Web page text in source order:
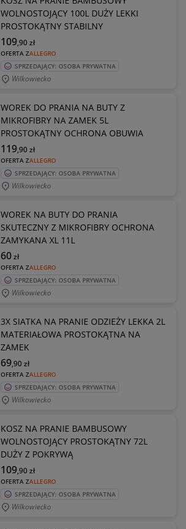
WOLNOSTOJĄCY 100L DUŻY LEKKI
PROSTOKĄTNY STABILNY
OFERTA ZALLEGRO
109,90zł
SPRZEDAJĄCY: OSOBA PRYWATNA
Wilkowiecko
WOREK DO PRANIA NA BUTY Z
MIKROFIBRY NA ZAMEK 5L
PROSTOKĄTNY OCHRONA OBUWIA
OFERTA ZALLEGRO
119,90zł
SPRZEDAJĄCY: OSOBA PRYWATNA
Wilkowiecko
WOREK NA BUTY DO PRANIA
SKUTECZNY Z MIKROFIBRY OCHRONA
ZAMYKANA XL 11L
OFERTA ZALLEGRO
60zł
SPRZEDAJĄCY: OSOBA PRYWATNA
Wilkowiecko
3X SIATKA NA PRANIE ODZIEŻY LEKKA 2L
MATERIAŁOWA PROSTOKĄTNA NA
ZAMEK
OFERTA ZALLEGRO
69,90zł
SPRZEDAJĄCY: OSOBA PRYWATNA
Wilkowiecko
KOSZ NA PRANIE BAMBUSOWY
WOLNOSTOJĄCY PROSTOKĄTNY 72L
DUŻY Z POKRYWĄ
OFERTA ZALLEGRO
109,90zł
SPRZEDAJĄCY: OSOBA PRYWATNA
Wilkowiecko